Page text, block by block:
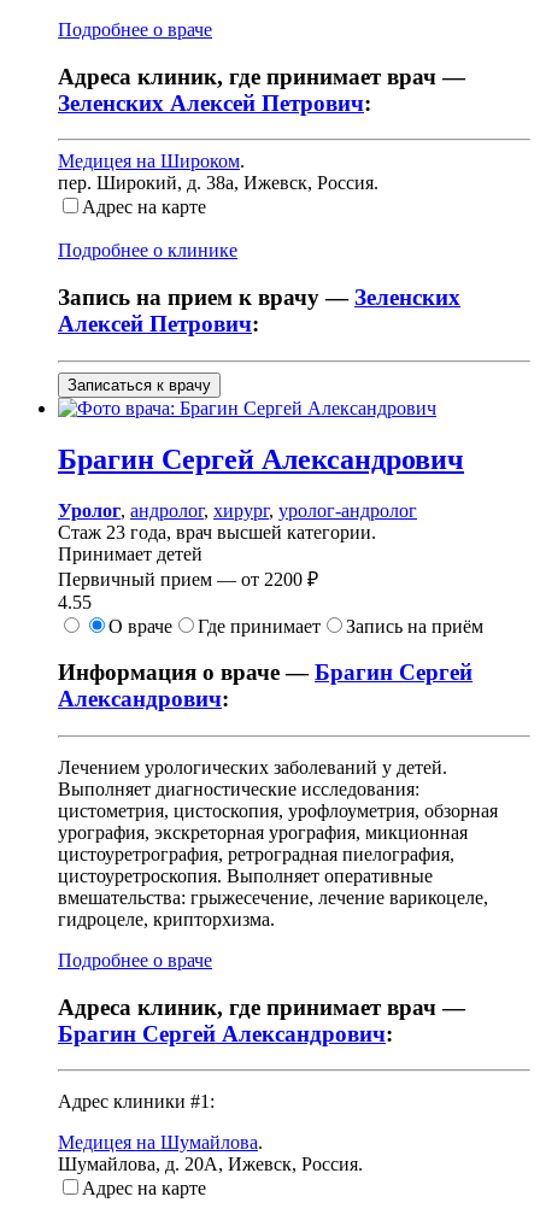
Подробнее о враче
Адреса клиник, где принимает врач —
Зеленских Алексей Петрович:
Медицея на Широком.
пер. Широкий, д. 38а, Ижевск, Россия.
Адрес на карте
Подробнее о клинике
Запись на прием к врачу —Зеленских
Алексей Петрович:
Записаться к врачу
Брагин Сергей Александрович
Уролог, андролог, хирург, уролог-андролог
Стаж 23 года, врач высшей категории.
Принимает детей
Первичный прием — от 2200 ₽
4.55
О враче
Где принимает Запись на приём
Информация о враче —Брагин Сергей
Александрович:
Лечением урологических заболеваний у детей.
Выполняет диагностические исследования:
цистометрия, цистоскопия, урофлоуметрия, обзорная
урография, экскреторная урография, микционная
цистоуретрография, ретроградная пиелография,
цистоуретроскопия. Выполняет оперативные
вмешательства: грыжесечение, лечение варикоцеле,
гидроцеле, крипторхизма.
Подробнее о враче
Адреса клиник, где принимает врач —
Брагин Сергей Александрович:
Адрес клиники #1:
Медицея на Шумайлова.
Шумайлова, д. 20А, Ижевск, Россия.
Адрес на карте